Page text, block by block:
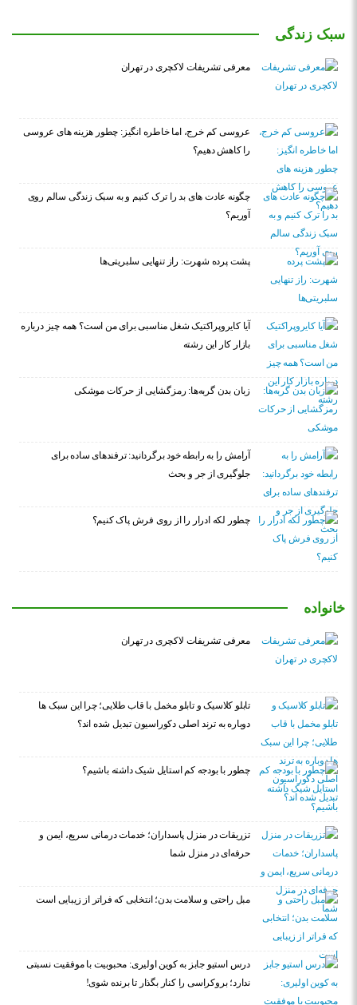
سبک زندگی
معرفی تشریفات لاکچری در تهران
عروسی کم خرج، اما خاطره انگیز: چطور هزینه های عروسی
را کاهش دهیم؟
چگونه عادت‌ های بد را ترک کنیم و به سبک زندگی سالم روی
آوریم؟
پشت پرده شهرت: راز تنهایی سلبریتی‌ها
آیا کایروپراکتیک شغل مناسبی برای من است؟ همه چیز درباره
بازار کار این رشته
زبان بدن گربه‌ها: رمزگشایی از حرکات موشکی
آرامش را به رابطه خود برگردانید: ترفندهای ساده برای
جلوگیری از جر و بحث
چطور لکه ادرار را از روی فرش پاک کنیم؟
خانواده
معرفی تشریفات لاکچری در تهران
تابلو کلاسیک و تابلو مخمل با قاب طلایی؛ چرا این سبک ها
دوباره به ترند اصلی دکوراسیون تبدیل شده اند؟
چطور با بودجه کم استایل شیک داشته باشیم؟
تزریقات در منزل پاسداران؛ خدمات درمانی سریع، ایمن و
حرفه‌ای در منزل شما
مبل راحتی و سلامت بدن؛ انتخابی که فراتر از زیبایی است
درس استیو جابز به کوین اولیری: محبوبیت با موفقیت نسبتی
ندارد؛ بروکراسی را کنار بگذار تا برنده شوی!